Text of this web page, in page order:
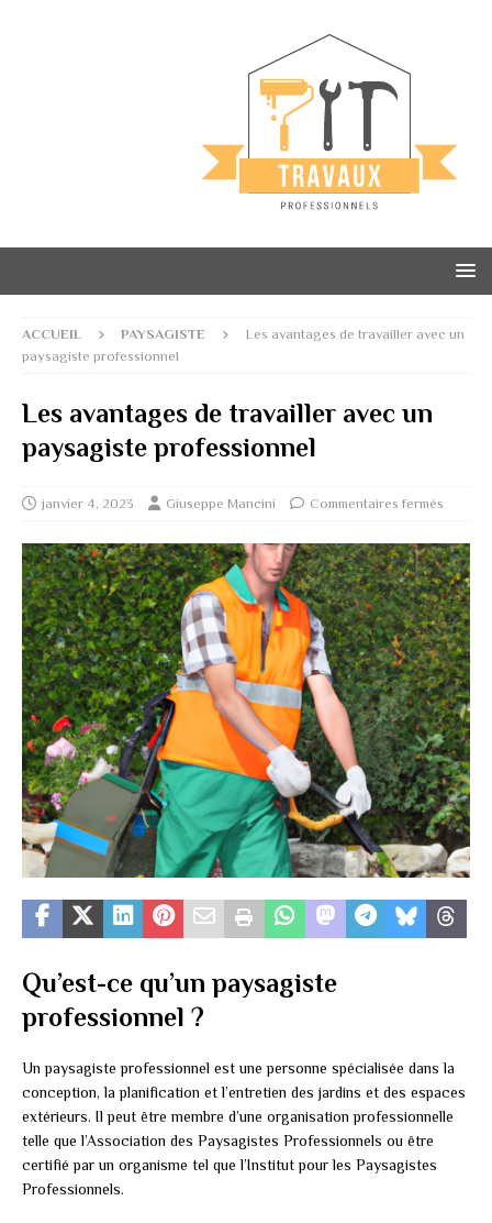
ACCUEIL PAYSAGISTE
Les avantages de travailler avec un
paysagiste professionnel
Les avantages de travailler avec un
paysagiste professionnel
janvier 4, 2023 Giuseppe Mancini Commentaires fermés
Qu’est-ce qu’un paysagiste
professionnel ?
Un paysagiste professionnel est une personne spécialisée dans la
conception, la planification et l’entretien des jardins et des espaces
extérieurs. Il peut être membre d’une organisation professionnelle
telle que l’Association des Paysagistes Professionnels ou être
certifié par un organisme tel que l’Institut pour les Paysagistes
Professionnels.